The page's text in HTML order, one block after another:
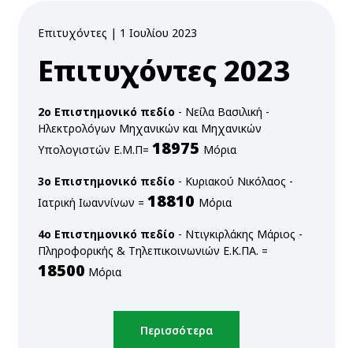
Επιτυχόντες | 1 Ιουλίου 2023
Επιτυχόντες 2023
2ο Επιστημονικό πεδίο - Νείλα Βασιλική -
Ηλεκτρολόγων Μηχανικών και Μηχανικών
Υπολογιστών Ε.Μ.Π= 18975 Μόρια
3ο Επιστημονικό πεδίο - Κυριακού Νικόλαος -
Ιατρική Ιωαννίνων = 18810 Μόρια
4ο Επιστημονικό πεδίο - Ντιγκιρλάκης Μάριος -
Πληροφορικής & Τηλεπικοινωνιών Ε.Κ.ΠΑ. =
18500 Μόρια
Περισσότερα